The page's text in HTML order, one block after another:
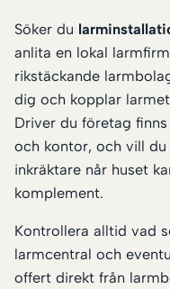
Söker du
anlita en lokal
rikstäckande
dig och kopplar
Driver du företag finns
och kontor, och vill
inkräktare når huset
komplement.
Kontrollera alltid vad
larmcentral och
offert direkt från